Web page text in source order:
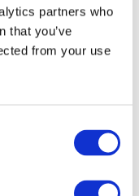
partners who
that you’ve
from your use